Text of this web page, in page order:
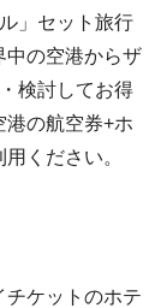
」セット旅行
中の空港からザ
検討してお得
港の航空券+ホ
ください。
チケットのホテ